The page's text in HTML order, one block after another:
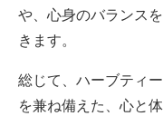
や、心身のバランス
きます。
総じて、ハーブティ
を兼ね備えた、心と